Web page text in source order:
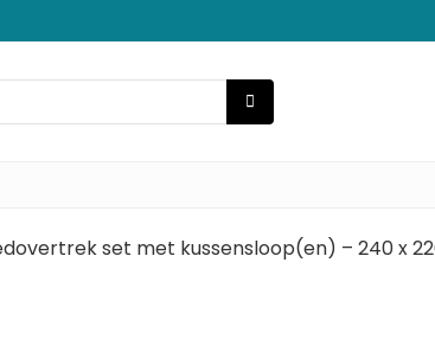
set met kussensloop(en) – 240 x